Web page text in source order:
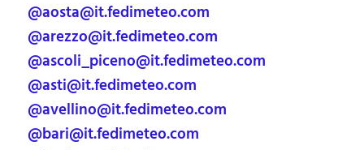
@aosta@it.fedimeteo.com
@arezzo@it.fedimeteo.com
@ascoli_piceno@it.fedimeteo.com
@asti@it.fedimeteo.com
@avellino@it.fedimeteo.com
@bari@it.fedimeteo.com